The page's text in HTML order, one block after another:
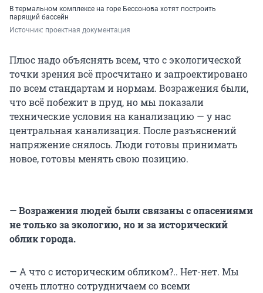
В термальном комплексе на горе Бессонова хотят построить
парящий бассейн
Источник: проектная документация
Плюс надо объяснять всем, что с экологической
точки зрения всё просчитано и запроектировано
по всем стандартам и нормам. Возражения были,
что всё побежит в пруд, но мы показали
технические условия на канализацию — у нас
центральная канализация. После разъяснений
напряжение снялось. Люди готовы принимать
новое, готовы менять свою позицию.
— Возражения людей были связаны с опасениями
не только за экологию, но и за исторический
облик города.
— А что с историческим обликом?.. Нет-нет. Мы
очень плотно сотрудничаем со всеми